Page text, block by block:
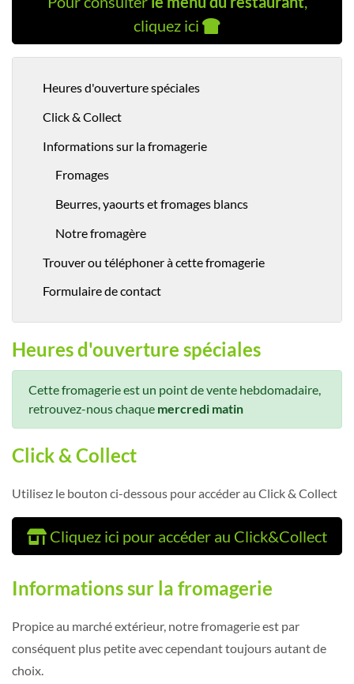
cliquez ici
Heures d'ouverture spéciales
Click & Collect
Informations sur la fromagerie
Fromages
Beurres, yaourts et fromages blancs
Notre fromagère
Trouver ou téléphoner à cette fromagerie
Formulaire de contact
Heures d'ouverture spéciales
Cette fromagerie est un point de vente hebdomadaire,
retrouvez-nous chaque mercredi matin
Click & Collect
Utilisez le bouton ci-dessous pour accéder au Click & Collect
Cliquez ici pour accéder au Click&Collect
Informations sur la fromagerie
Propice au marché extérieur, notre fromagerie est par
conséquent plus petite avec cependant toujours autant de
choix.